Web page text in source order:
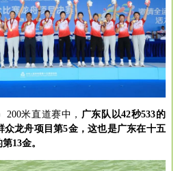
200米直道赛中， 广东队以42秒533的
众龙舟项目第5金，这也是广东在十五
13金。